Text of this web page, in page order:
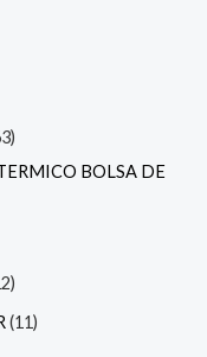
BOLSA DE
11